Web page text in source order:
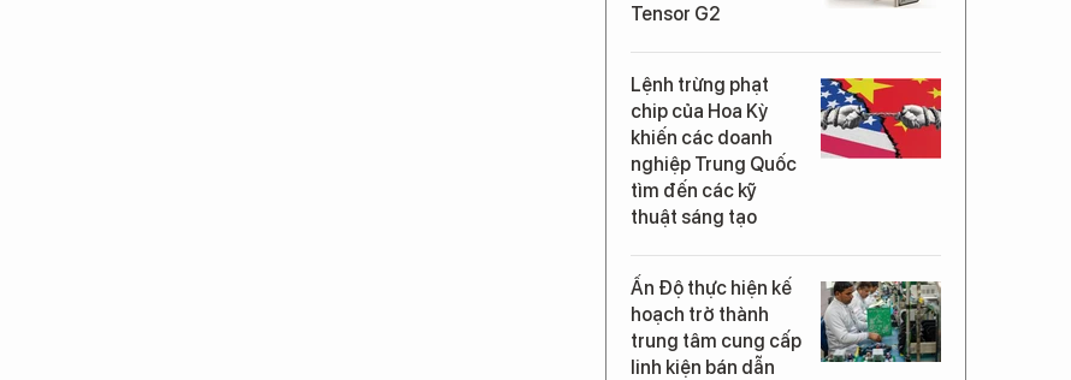
Tensor G2
Lệnh trừng phạt
chip của Hoa Kỳ
khiến các doanh
nghiệp Trung Quốc
tìm đến các kỹ
thuật sáng tạo
Ấn Độ thực hiện kế
hoạch trở thành
trung tâm cung cấp
linh kiện bán dẫn